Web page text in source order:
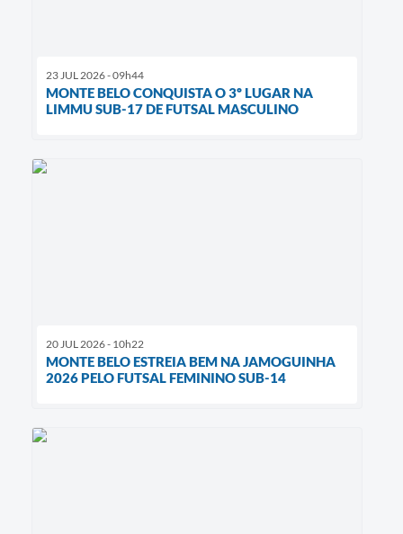
23 JUL 2026 - 09h44
MONTE BELO CONQUISTA O 3º LUGAR NA
LIMMU SUB-17 DE FUTSAL MASCULINO
20 JUL 2026 - 10h22
MONTE BELO ESTREIA BEM NA JAMOGUINHA
2026 PELO FUTSAL FEMININO SUB-14